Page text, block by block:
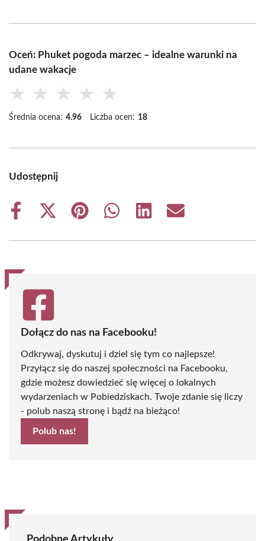
Oceń: Phuket pogoda marzec – idealne warunki na
udane wakacje
★ ★ ★ ★ ★
Średnia ocena: 4.96 Liczba ocen: 18
Udostępnij
Share
Share
(Twitter)
Share
Share
Share
Share
Dołącz do nas na Facebooku!
Odkrywaj, dyskutuj i dziel się tym co najlepsze!
Przyłącz się do naszej społeczności na Facebooku,
gdzie możesz dowiedzieć się więcej o lokalnych
wydarzeniach w Pobiedziskach. Twoje zdanie się liczy
- polub naszą stronę i bądź na bieżąco!
Polub nas!